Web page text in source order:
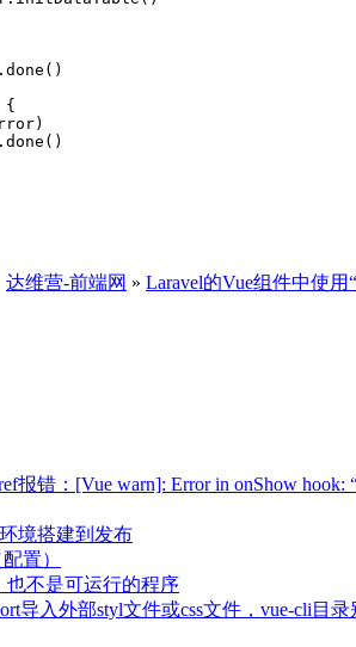
达维营-前端网 » Laravel的Vue组件中使用
错：[Vue warn]: Error in onShow hook:
境搭建到发布
置）
也不是可运行的程序
导入外部styl文件或css文件，vue-cli目录